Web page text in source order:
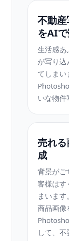
不動
をAI
生活感あ
が写り
てしまい
いな物件
売れ
成
背景がご
客様はす
まいま
商品画像
して、